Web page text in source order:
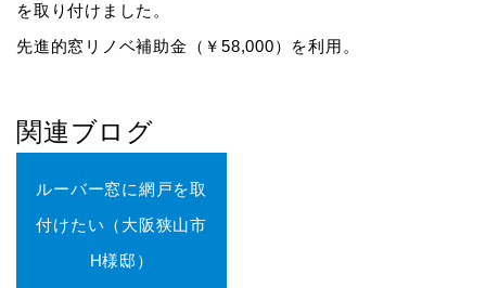
を取り付けました。
先進的窓リノベ補助金（￥58,000）を利用。
関連ブログ
ルーバー窓に網戸を取
付けたい（大阪狭山市
H様邸）